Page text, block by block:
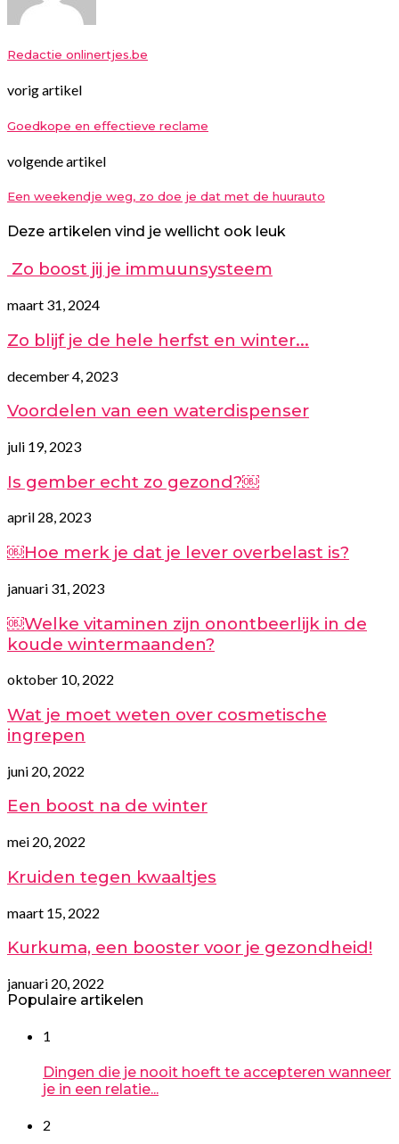
Redactie onlinertjes.be
vorig artikel
Goedkope en effectieve reclame
volgende artikel
Een weekendje weg, zo doe je dat met de huurauto
Deze artikelen vind je wellicht ook leuk
Zo boost jij je immuunsysteem
maart 31, 2024
Zo blijf je de hele herfst en winter...
december 4, 2023
Voordelen van een waterdispenser
juli 19, 2023
Is gember echt zo gezond?￼
april 28, 2023
￼Hoe merk je dat je lever overbelast is?
januari 31, 2023
￼Welke vitaminen zijn onontbeerlijk in de
koude wintermaanden?
oktober 10, 2022
Wat je moet weten over cosmetische
ingrepen
juni 20, 2022
Een boost na de winter
mei 20, 2022
Kruiden tegen kwaaltjes
maart 15, 2022
Kurkuma, een booster voor je gezondheid!
januari 20, 2022
Populaire artikelen
1
Dingen die je nooit hoeft te accepteren wanneer
je in een relatie...
2